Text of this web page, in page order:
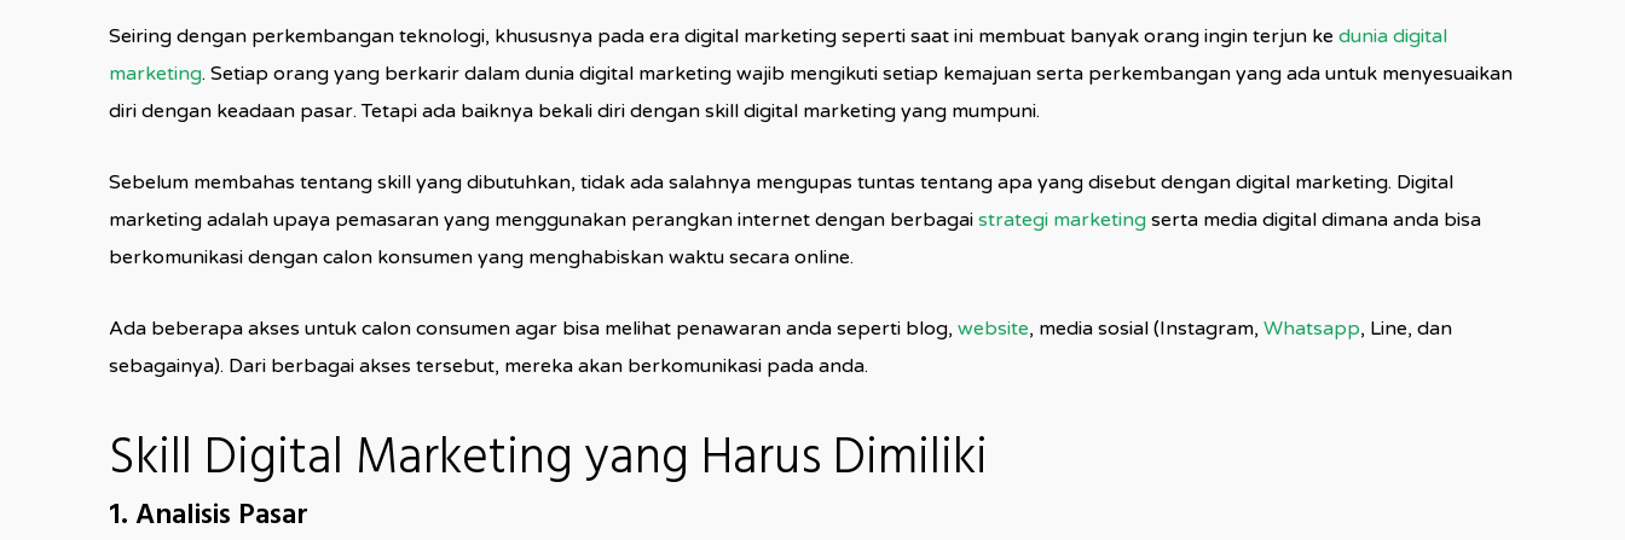
Seiring dengan perkembangan teknologi, khususnya pada era digital marketing seperti saat ini membuat banyak orang ingin terjun ke dunia digital
marketing. Setiap orang yang berkarir dalam dunia digital marketing wajib mengikuti setiap kemajuan serta perkembangan yang ada untuk menyesuaikan
diri dengan keadaan pasar. Tetapi ada baiknya bekali diri dengan skill digital marketing yang mumpuni.
Sebelum membahas tentang skill yang dibutuhkan, tidak ada salahnya mengupas tuntas tentang apa yang disebut dengan digital marketing. Digital
marketing adalah upaya pemasaran yang menggunakan perangkan internet dengan berbagai strategi marketing serta media digital dimana anda bisa
berkomunikasi dengan calon konsumen yang menghabiskan waktu secara online.
Ada beberapa akses untuk calon consumen agar bisa melihat penawaran anda seperti blog, website, media sosial (Instagram, Whatsapp, Line, dan
sebagainya). Dari berbagai akses tersebut, mereka akan berkomunikasi pada anda.
Skill Digital Marketing yang Harus Dimiliki
1. Analisis Pasar